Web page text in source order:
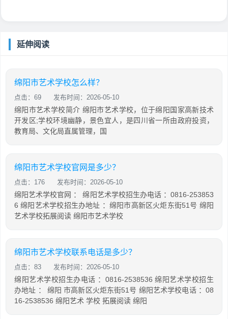
延伸阅读
绵阳市艺术学校怎么样？
点击：69 发布时间：2026-05-10
绵阳市艺术学校简介 绵阳市艺术学校，位于绵阳国家高新技术
开发区;学校环境幽静，景色宜人，是四川省一所由政府投资，
教育局、文化局直属管理，国
绵阳市艺术学校官网是多少？
点击：176 发布时间：2026-05-10
绵阳艺术学校官网 ： 绵阳艺术学校招生办电话 ：0816-253853
6 绵阳艺术学校招生办地址 ：绵阳市高新区火炬东街51号 绵阳
艺术学校拓展阅读 绵阳市艺术学校
绵阳市艺术学校联系电话是多少？
点击：83 发布时间：2026-05-10
绵阳艺术学校招生办电话 ：0816-2538536 绵阳艺术学校招生
办地址 ： 绵阳 市高新区火炬东街51号 绵阳艺术学校电话 ：08
16-2538536 绵阳艺术 学校 拓展阅读 绵阳